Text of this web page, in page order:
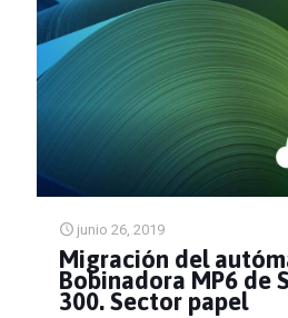
junio 26, 2019
Migración del
Bobinadora MP6 de
300. Sector papel